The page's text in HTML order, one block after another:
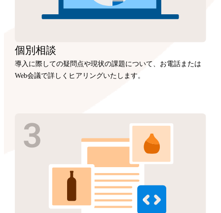
個別相談
導入に際しての疑問点や現状の課題について、お電話または
Web会議で詳しくヒアリングいたします。